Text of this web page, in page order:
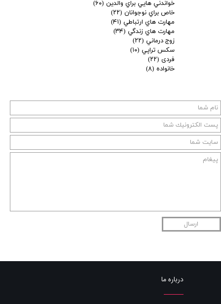
ارسال
خواندني هايي براي والدين (۶۰)
خاص براي نوجوانان (۲۲)
مهارت هاي ارتباطي (۴۱)
مهارت هاي زندگي (۳۴)
زوج درماني (۲۲)
سكس تراپي (۱۰)
فردی (۲۲)
خانواده (۸)
درباره ما